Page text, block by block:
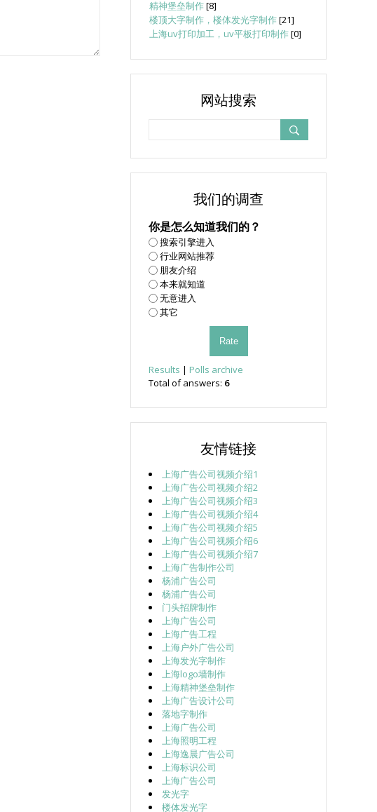
精神堡垒制作[8]
楼顶大字制作，楼体发光字制作[21]
上海uv打印加工，uv平板打印制作[0]
网站搜索
我们的调查
你是怎么知道我们的？
搜索引擎进入
行业网站推荐
朋友介绍
本来就知道
无意进入
其它
Results | Polls archive
Total of answers: 6
友情链接
上海广告公司视频介绍1
上海广告公司视频介绍2
上海广告公司视频介绍3
上海广告公司视频介绍4
上海广告公司视频介绍5
上海广告公司视频介绍6
上海广告公司视频介绍7
上海广告制作公司
杨浦广告公司
杨浦广告公司
门头招牌制作
上海广告公司
上海广告工程
上海户外广告公司
上海发光字制作
上海logo墙制作
上海精神堡垒制作
上海广告设计公司
落地字制作
上海广告公司
上海照明工程
上海逸晨广告公司
上海标识公司
上海广告公司
发光字
楼体发光字